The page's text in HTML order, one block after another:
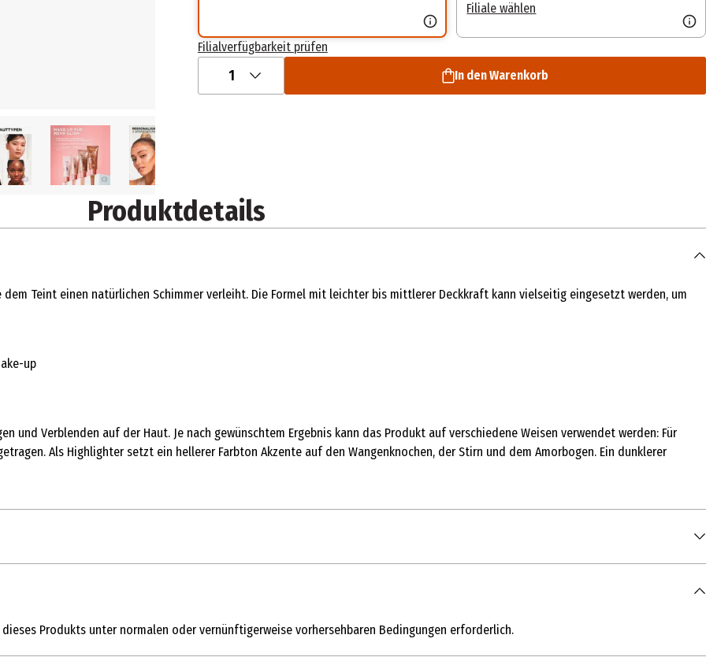
Filiale wählen
Filialverfügbarkeit prüfen
1 In den Warenkorb
Produktdetails
dem Teint einen natürlichen Schimmer verleiht. Die Formel mit leichter bis mittlerer Deckkraft kann vielseitig eingesetzt werden, um
up
Verblenden auf der Haut. Je nach gewünschtem Ergebnis kann das Produkt auf verschiedene Weisen verwendet werden: Für
Als Highlighter setzt ein hellerer Farbton Akzente auf den Wangenknochen, der Stirn und dem Amorbogen. Ein dunklerer
Produkts unter normalen oder vernünftigerweise vorhersehbaren Bedingungen erforderlich.